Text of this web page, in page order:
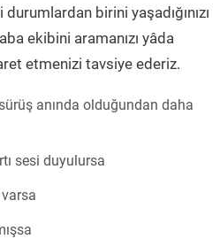
durumlardan birini yaşadığınızı
ekibini aramanızı yâda
etmenizi tavsiye ederiz.
anında olduğundan daha
sesi duyulursa